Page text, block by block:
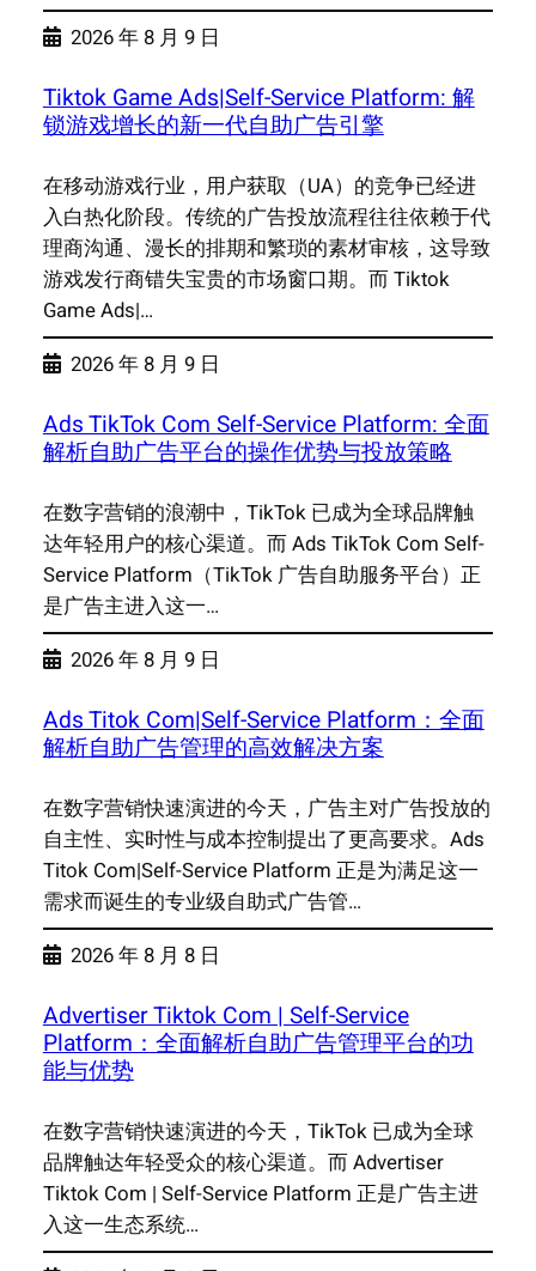
2026 年 8 月 9 日
Tiktok Game Ads|Self-Service Platform: 解
锁游戏增长的新一代自助广告引擎
在移动游戏行业，用户获取（UA）的竞争已经进
入白热化阶段。传统的广告投放流程往往依赖于代
理商沟通、漫长的排期和繁琐的素材审核，这导致
游戏发行商错失宝贵的市场窗口期。而 Tiktok
Game Ads|…
2026 年 8 月 9 日
Ads TikTok Com Self-Service Platform: 全面
解析自助广告平台的操作优势与投放策略
在数字营销的浪潮中，TikTok 已成为全球品牌触
达年轻用户的核心渠道。而 Ads TikTok Com Self-
Service Platform（TikTok 广告自助服务平台）正
是广告主进入这一…
2026 年 8 月 9 日
Ads Titok Com|Self-Service Platform：全面
解析自助广告管理的高效解决方案
在数字营销快速演进的今天，广告主对广告投放的
自主性、实时性与成本控制提出了更高要求。Ads
Titok Com|Self-Service Platform 正是为满足这一
需求而诞生的专业级自助式广告管…
2026 年 8 月 8 日
Advertiser Tiktok Com | Self-Service
Platform：全面解析自助广告管理平台的功
能与优势
在数字营销快速演进的今天，TikTok 已成为全球
品牌触达年轻受众的核心渠道。而 Advertiser
Tiktok Com | Self-Service Platform 正是广告主进
入这一生态系统…